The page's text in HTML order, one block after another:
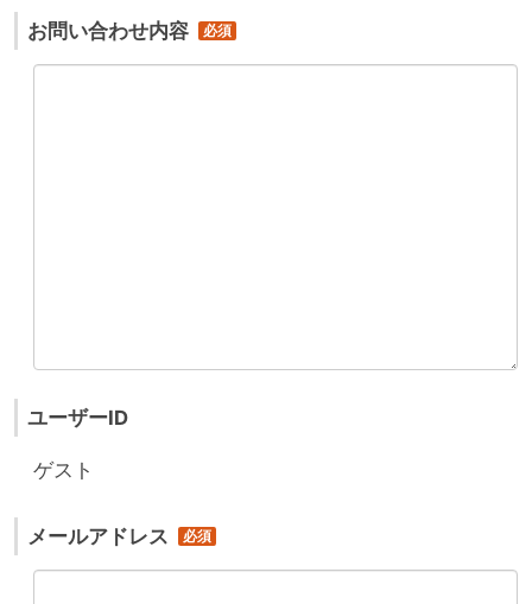
お問い合わせ内容
ユーザーID
ゲスト
メールアドレス